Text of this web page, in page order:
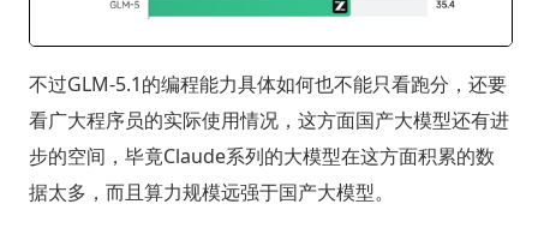
不过GLM-5.1的编程能力具体如何也不能只看跑分，还要
看广大程序员的实际使用情况，这方面国产大模型还有进
步的空间，毕竟Claude系列的大模型在这方面积累的数
据太多，而且算力规模远强于国产大模型。